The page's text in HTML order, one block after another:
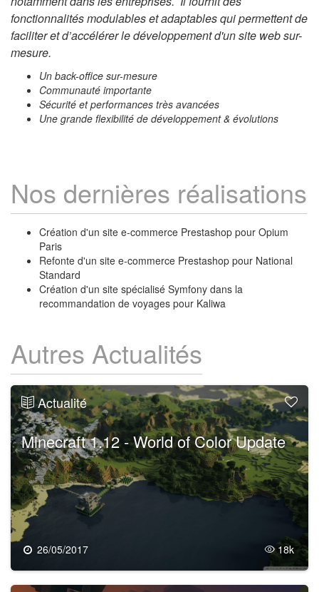
fonctionnalités modulables et adaptables qui permettent de
faciliter et d’accélérer le développement d'un site web sur-
mesure.
Un back-office sur-mesure
Communauté importante
Sécurité et performances très avancées
Une grande flexibilité de développement & évolutions
Nos dernières réalisations
Création d'un site e-commerce Prestashop pour Opium
Paris
Refonte d'un site e-commerce Prestashop pour National
Standard
Création d'un site spécialisé Symfony dans la
recommandation de voyages pour Kaliwa
Autres Actualités
Actualité
Minecraft 1.12 - World of Color Update
26/05/2017 18k